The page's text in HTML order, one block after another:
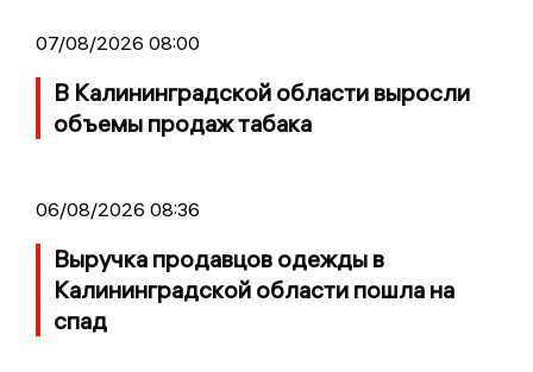
07/08/2026 08:00
В Калининградской области выросли
объемы продаж табака
06/08/2026 08:36
Выручка продавцов одежды в
Калининградской области пошла на
спад